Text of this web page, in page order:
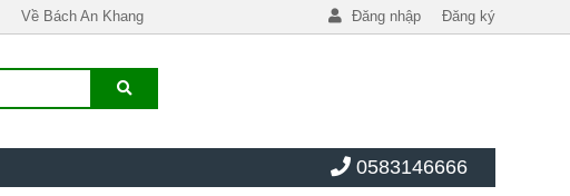
Về Bách An Khang Đăng nhập Đăng ký
0583146666